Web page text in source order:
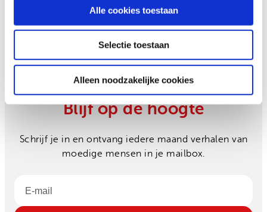
Alle cookies toestaan
Selectie toestaan
Alleen noodzakelijke cookies
Blijf op de hoogte
Schrijf je in en ontvang iedere maand verhalen van
moedige mensen in je mailbox.